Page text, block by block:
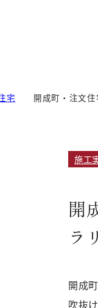
宅 開成町・注文
施工
開
ラ
開成
吹抜